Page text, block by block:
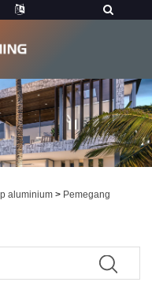
aluminium > Pemegang